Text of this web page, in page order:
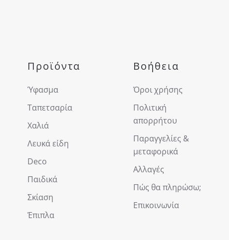
Προϊόντα
Ύφασμα
Ταπετσαρία
Χαλιά
Λευκά είδη
Deco
Παιδικά
Σκίαση
Έπιπλα
Βοήθεια
Όροι χρήσης
Πολιτική
απορρήτου
Παραγγελίες &
μεταφορικά
Αλλαγές
Πώς θα πληρώσω;
Επικοινωνία